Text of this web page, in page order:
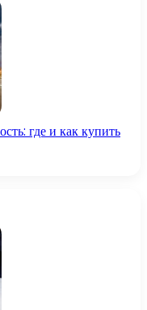
где и как купить